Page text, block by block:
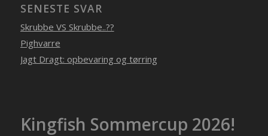
SENESTE SVAR
Skrubbe VS Skrubbe..??
Pighvarre
Jagt Dragt: opbevaring og tørring
Kingfish Sommercup 2026!